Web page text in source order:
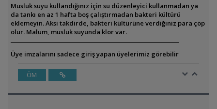
Musluk suyu kullandığınız için su düzenleyici kullanmadan ya
da tankı en az 1 hafta boş çalıştırmadan bakteri kültürü
eklemeyin. Aksi takdirde, bakteri kültürüne verdiğiniz para çöp
olur. Malum, musluk suyunda klor var.
Üye imzalarını sadece giriş yapan üyelerimiz görebilir
ÖM